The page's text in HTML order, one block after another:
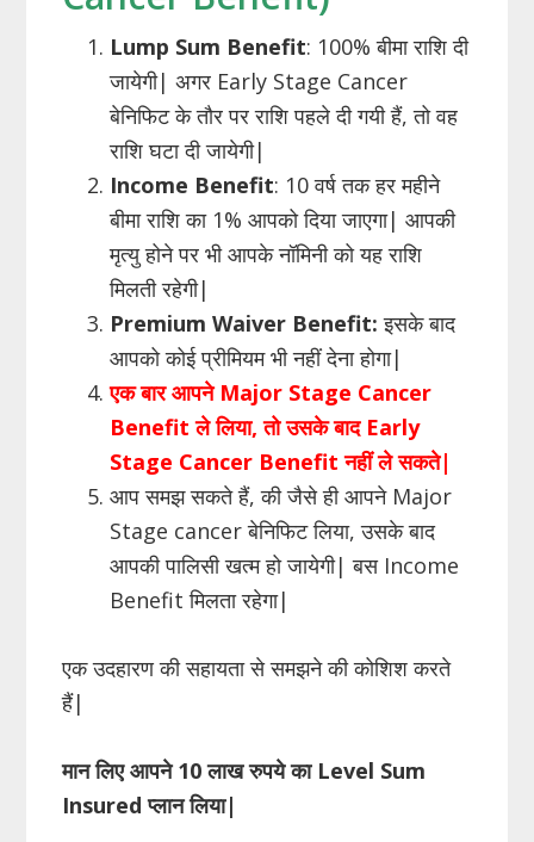
Lump Sum Benefit: 100% बीमा राशि दी
जायेगी| अगर Early Stage Cancer
बेनिफिट के तौर पर राशि पहले दी गयी हैं, तो वह
राशि घटा दी जायेगी|
Income Benefit: 10 वर्ष तक हर महीने
बीमा राशि का 1% आपको दिया जाएगा| आपकी
मृत्यु होने पर भी आपके नॉमिनी को यह राशि
मिलती रहेगी|
Premium Waiver Benefit: इसके बाद
आपको कोई प्रीमियम भी नहीं देना होगा|
एक बार आपने Major Stage Cancer
Benefit ले लिया, तो उसके बाद Early
Stage Cancer Benefit नहीं ले सकते|
आप समझ सकते हैं, की जैसे ही आपने Major
Stage cancer बेनिफिट लिया, उसके बाद
आपकी पालिसी खत्म हो जायेगी| बस Income
Benefit मिलता रहेगा|
एक उदहारण की सहायता से समझने की कोशिश करते
हैं|
मान लिए आपने 10 लाख रुपये का Level Sum
Insured प्लान लिया|